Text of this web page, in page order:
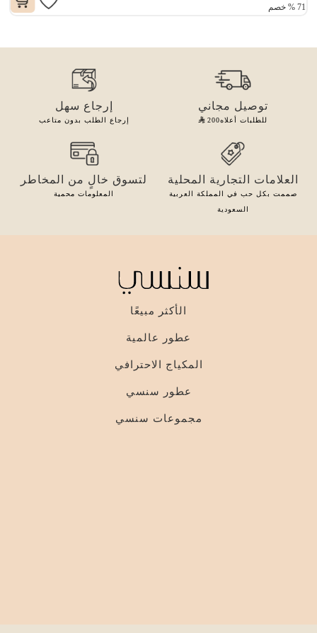
71
% خصم
توصيل مجاني
للطلبات أعلاه200
إرجاع سهل
إرجاع الطلب بدون متاعب
العلامات التجارية المحلية
صممت بكل حب في المملكة العربية
السعودية
لتسوق خالٍ من المخاطر
المعلومات محمية
الأكثر مبيعًا
عطور عالمية
المكياج الاحترافي
عطور سنسي
مجموعات سنسي